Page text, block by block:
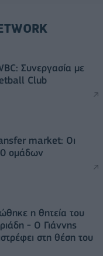
Συνεργασία με
Club
market: Οι
ομάδων
η θητεία του
- Ο Γιάννης
στη θέση του